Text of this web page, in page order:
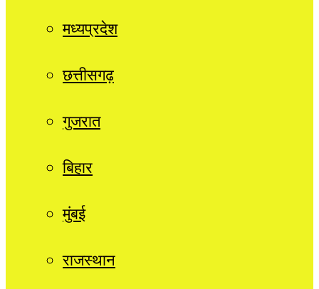
मध्यप्रदेश
छत्तीसगढ़
गुजरात
बिहार
मुंबई
राजस्थान